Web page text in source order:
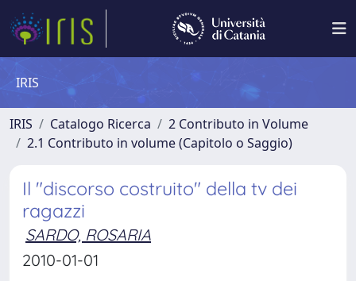
IRIS
IRIS Catalogo Ricerca
2 Contributo in Volume
2.1 Contributo in volume (Capitolo o Saggio)
Il "discorso costruito" della tv dei
ragazzi
SARDO, ROSARIA
2010-01-01